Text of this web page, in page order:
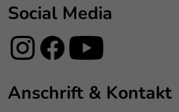
Social Media
Anschrift & Kontakt